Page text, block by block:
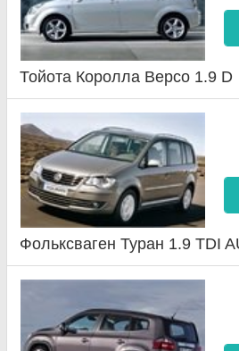
Тойота Королла Версо 1.9 D
Фольксваген Туран 1.9 TDI